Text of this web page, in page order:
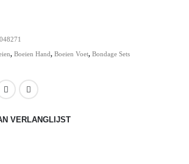
, Boeien Hand, Boeien Voet, Bondage Sets
VERLANGLIJST